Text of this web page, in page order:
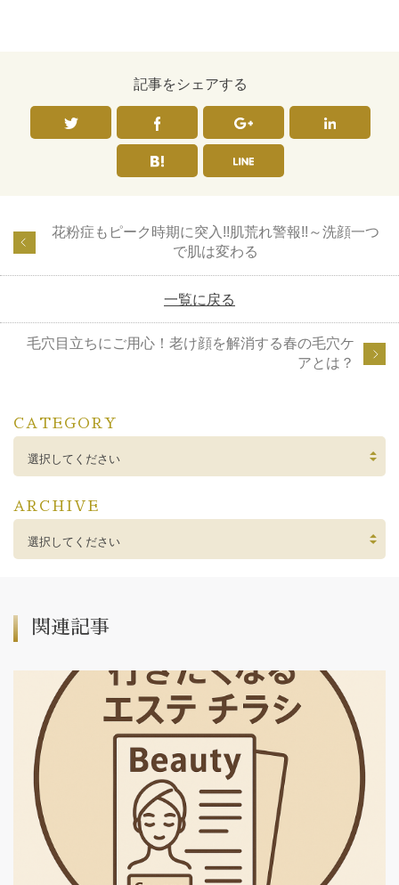
記事をシェアする
花粉症もピーク時期に突入!!肌荒れ警報!!～洗顔一つ
で肌は変わる
一覧に戻る
毛穴目立ちにご用心！老け顔を解消する春の毛穴ケ
アとは？
CATEGORY
選択してください
ARCHIVE
選択してください
関連記事